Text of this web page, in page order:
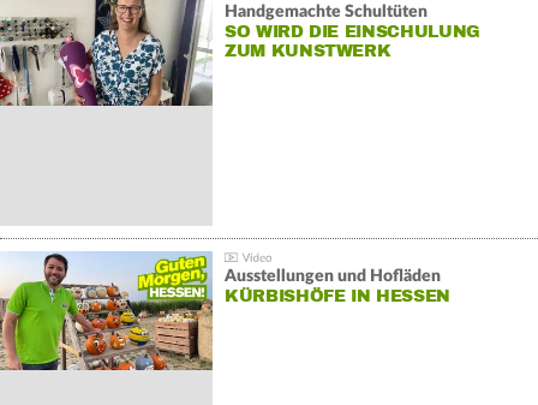
Handgemachte Schultüten
SO WIRD DIE EINSCHULUNG
ZUM KUNSTWERK
Ausstellungen und Hofläden
KÜRBISHÖFE IN HESSEN